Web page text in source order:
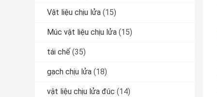
Vật liệu chịu lửa (15)
Múc vật liệu chịu lửa (15)
tái chế (35)
gạch chịu lửa (18)
vật liệu chịu lửa đúc (14)